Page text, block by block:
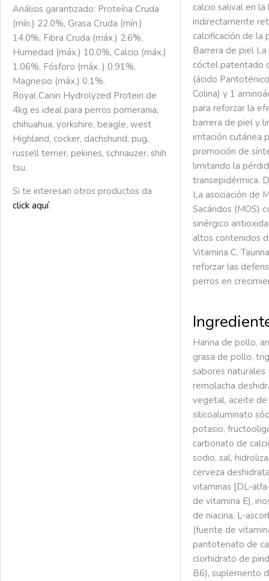
Análisis garantizado: Proteína Cruda
(mín.) 22.0%, Grasa Cruda (mín.)
14.0%, Fibra Cruda (máx.) 2.6%,
Humedad (máx.) 10.0%, Calcio (máx.)
1.06%, Fósforo (máx. ) 0.91%,
Magnesio (máx.) 0.1%.
Royal Canin Hydrolyzed Protein de
4kg es ideal para perros pomerania,
chihuahua, yorkshire, beagle, west
Highland, cocker, dachshund, pug,
russell terrier, pekines, schnauzer, shih
tsu.
Si te interesan otros productos da
click aquí.
calcio salival en la
indirectamente
calcificación de la
Barrera de piel
cóctel patentado
(ácido
Colina) y 1
para reforzar la
barrera de piel y
irritación cutánea
promoción de
limitando la
transepidérmica.
La asociación de
Sacáridos (MOS)
sinérgico
altos contenidos
Vitamina C,
reforzar las
perros en
Harina de pollo,
grasa de pollo,
sabores naturales
remolacha
vegetal, aceite de
silicoaluminato
potasio,
carbonato de
sodio, sal,
cerveza
vitaminas [DL-
de vitamina E),
de niacina, L-
(fuente de
pantotenato de
clorhidrato de
B6), suplemento